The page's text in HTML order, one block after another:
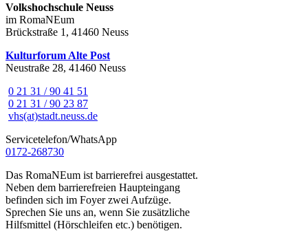
Volkshochschule Neuss
im RomaNEum
Brückstraße 1, 41460 Neuss
Kulturforum Alte Post
Neustraße 28, 41460 Neuss
0 21 31 / 90 41 51
0 21 31 / 90 23 87
vhs(at)stadt.neuss.de
Servicetelefon/WhatsApp
0172-268730
Das RomaNEum ist barrierefrei ausgestattet.
Neben dem barrierefreien Haupteingang
befinden sich im Foyer zwei Aufzüge.
Sprechen Sie uns an, wenn Sie zusätzliche
Hilfsmittel (Hörschleifen etc.) benötigen.